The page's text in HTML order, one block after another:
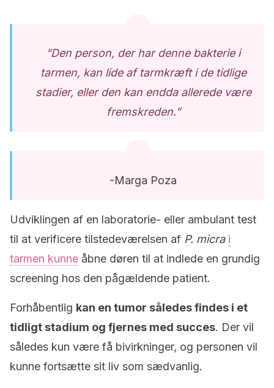
“Den person, der har denne bakterie i
tarmen, kan lide af tarmkræft i de tidlige
stadier, eller den kan endda allerede være
fremskreden.”
-Marga Poza
Udviklingen af en laboratorie- eller ambulant test
til at verificere tilstedeværelsen af P. micra i
tarmen kunne åbne døren til at indlede en grundig
screening hos den pågældende patient.
Forhåbentlig kan en tumor således findes i et
tidligt stadium og fjernes med succes. Der vil
således kun være få bivirkninger, og personen vil
kunne fortsætte sit liv som sædvanlig.